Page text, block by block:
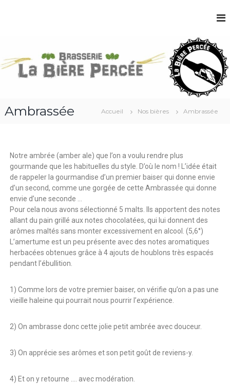
s
i
B
i
è
r
e
P
e
r
c
é
Ambrassée Accueil Nos bières Ambrassée
Notre ambrée (amber ale) que l’on a voulu rendre plus
gourmande que les habituelles du style. D’où le nom ! L’idée était
de rappeler la gourmandise d’un premier baiser qui donne envie
d’un second, comme une gorgée de cette Ambrassée qui donne
envie d’une seconde …
Pour cela nous avons sélectionné 5 malts. Ils apportent des notes
allant du pain grillé aux notes chocolatées, qui lui donnent des
arômes maltés sans monter excessivement en alcool. (5,6°)
L’amertume est un peu présente avec des notes aromatiques
herbacées obtenues grâce à 4 ajouts de houblons très espacés
pendant l’ébullition.
1) Comme lors de votre premier baiser, on vérifie qu’on a pas une
vieille haleine qui pourrait nous pourrir l’expérience.
2) On ambrasse donc cette jolie petit ambrée avec douceur.
3) On apprécie ses arômes et son petit goût de reviens-y.
4) Et on y retourne …. avec modération.